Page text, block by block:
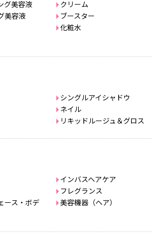
グ美容液
クリーム
美容液
ブースター
化粧水
シングルアイシャドウ
ネイル
リキッドルージュ＆グロス
インバスヘアケア
フレグランス
ース・ボデ
美容機器（ヘア）